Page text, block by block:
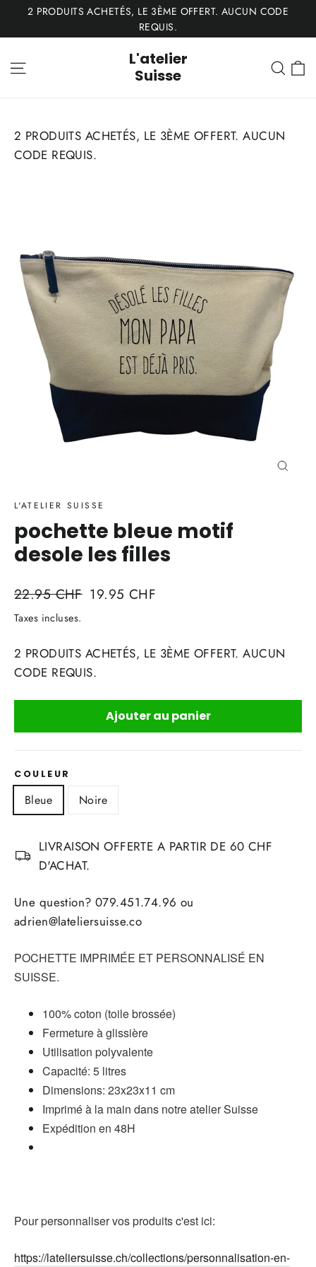
Passer2 PRODUITS ACHETÉS, LE 3ÈME OFFERT. AUCUN CODE
REQUIS.
L'atelier
Suisse
2 PRODUITS ACHETÉS, LE 3ÈME OFFERT. AUCUN
CODE REQUIS.
L'ATELIER SUISSE
pochette bleue motif
desole les filles
Prix
régulier
22.95 CHF Prix
19.95 CHF
Taxes incluses.
2 PRODUITS ACHETÉS, LE 3ÈME OFFERT. AUCUN
CODE REQUIS.
Ajouter au panier
COULEUR
Bleue Noire
LIVRAISON OFFERTE A PARTIR DE 60 CHF
D'ACHAT.
Une question? 079.451.74.96 ou
adrien@lateliersuisse.co
POCHETTE IMPRIMÉE ET PERSONNALISÉ EN
SUISSE.
100% coton (toile brossée)
Fermeture à glissière
Utilisation polyvalente
Capacité: 5 litres
Dimensions: 23x23x11 cm
Imprimé à la main dans notre atelier Suisse
Expédition en 48H
Pour personnaliser vos produits c'est ici:
https://lateliersuisse.ch/collections/personnalisation-en-